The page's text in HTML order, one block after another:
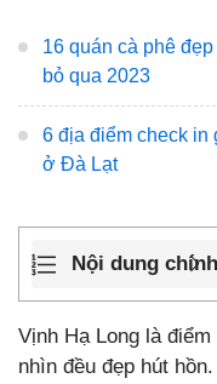
16 quán cà phê
bỏ qua 2023
6 địa điểm check in
ở Đà Lạt
Nội dung chính
Vịnh Hạ Long là điểm
nhìn đều đẹp hút